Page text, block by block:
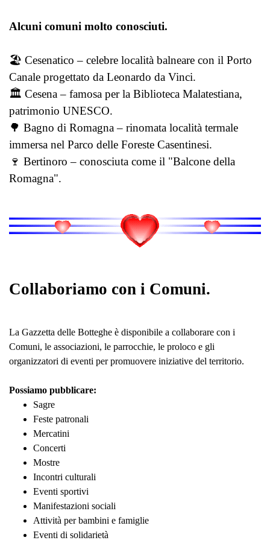
Alcuni comuni molto conosciuti.
🏖️ Cesenatico – celebre località balneare con il Porto
Canale progettato da Leonardo da Vinci.
🏛️ Cesena – famosa per la Biblioteca Malatestiana,
patrimonio UNESCO.
🌳 Bagno di Romagna – rinomata località termale
immersa nel Parco delle Foreste Casentinesi.
🍷 Bertinoro – conosciuta come il "Balcone della
Romagna".
Collaboriamo con i Comuni.
La Gazzetta delle Botteghe è disponibile a collaborare con i
Comuni, le associazioni, le parrocchie, le proloco e gli
organizzatori di eventi per promuovere iniziative del territorio.
Possiamo pubblicare:
Sagre
Feste patronali
Mercatini
Concerti
Mostre
Incontri culturali
Eventi sportivi
Manifestazioni sociali
Attività per bambini e famiglie
Eventi di solidarietà